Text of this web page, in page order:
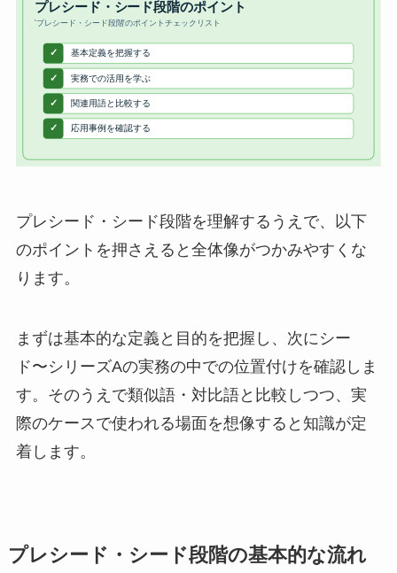
プレシード・シード段階を理解するうえで、以下
のポイントを押さえると全体像がつかみやすくな
ります。
まずは基本的な定義と目的を把握し、次にシー
ド〜シリーズAの実務の中での位置付けを確認しま
す。そのうえで類似語・対比語と比較しつつ、実
際のケースで使われる場面を想像すると知識が定
着します。
プレシード・シード段階の基本的な流れ